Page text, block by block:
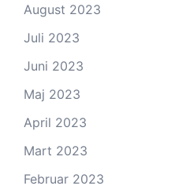
August 2023
Juli 2023
Juni 2023
Maj 2023
April 2023
Mart 2023
Februar 2023